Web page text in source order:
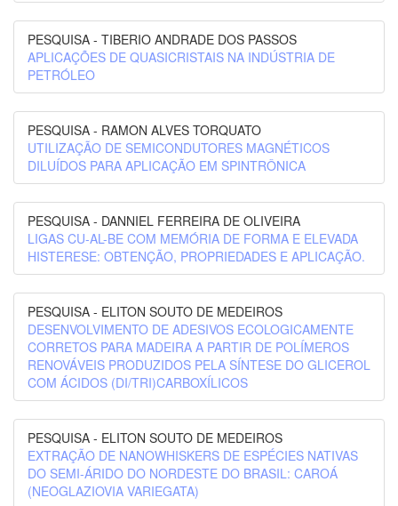
PESQUISA - TIBERIO ANDRADE DOS PASSOS
APLICAÇÕES DE QUASICRISTAIS NA INDÚSTRIA DE
PETRÓLEO
PESQUISA - RAMON ALVES TORQUATO
UTILIZAÇÃO DE SEMICONDUTORES MAGNÉTICOS
DILUÍDOS PARA APLICAÇÃO EM SPINTRÔNICA
PESQUISA - DANNIEL FERREIRA DE OLIVEIRA
LIGAS CU-AL-BE COM MEMÓRIA DE FORMA E ELEVADA
HISTERESE: OBTENÇÃO, PROPRIEDADES E APLICAÇÃO.
PESQUISA - ELITON SOUTO DE MEDEIROS
DESENVOLVIMENTO DE ADESIVOS ECOLOGICAMENTE
CORRETOS PARA MADEIRA A PARTIR DE POLÍMEROS
RENOVÁVEIS PRODUZIDOS PELA SÍNTESE DO GLICEROL
COM ÁCIDOS (DI/TRI)CARBOXÍLICOS
PESQUISA - ELITON SOUTO DE MEDEIROS
EXTRAÇÃO DE NANOWHISKERS DE ESPÉCIES NATIVAS
DO SEMI-ÁRIDO DO NORDESTE DO BRASIL: CAROÁ
(NEOGLAZIOVIA VARIEGATA)